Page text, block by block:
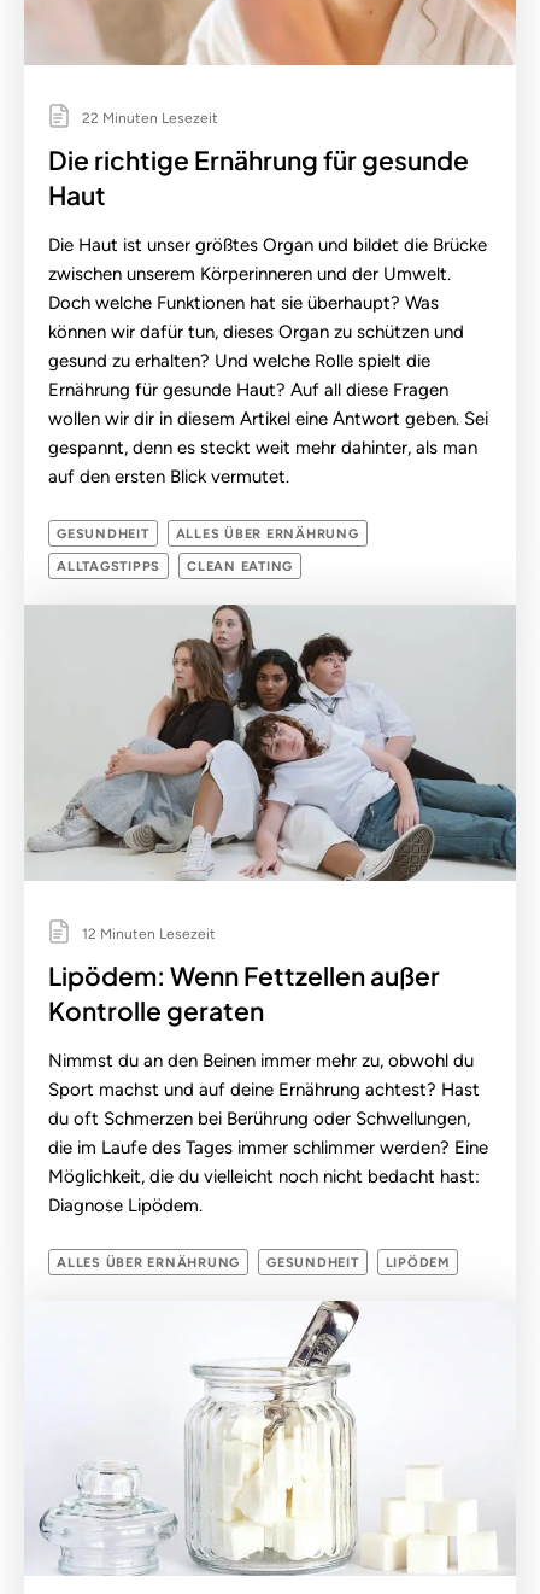
22 Minuten Lesezeit
Die richtige Ernährung für gesunde
Haut
Die Haut ist unser größtes Organ und bildet die Brücke
zwischen unserem Körperinneren und der Umwelt.
Doch welche Funktionen hat sie überhaupt? Was
können wir dafür tun, dieses Organ zu schützen und
gesund zu erhalten? Und welche Rolle spielt die
Ernährung für gesunde Haut? Auf all diese Fragen
wollen wir dir in diesem Artikel eine Antwort geben. Sei
gespannt, denn es steckt weit mehr dahinter, als man
auf den ersten Blick vermutet.
GESUNDHEIT ALLES ÜBER ERNÄHRUNG
ALLTAGSTIPPS CLEAN EATING
12 Minuten Lesezeit
Lipödem: Wenn Fettzellen außer
Kontrolle geraten
Nimmst du an den Beinen immer mehr zu, obwohl du
Sport machst und auf deine Ernährung achtest? Hast
du oft Schmerzen bei Berührung oder Schwellungen,
die im Laufe des Tages immer schlimmer werden? Eine
Möglichkeit, die du vielleicht noch nicht bedacht hast:
Diagnose Lipödem.
ALLES ÜBER ERNÄHRUNG GESUNDHEIT LIPÖDEM